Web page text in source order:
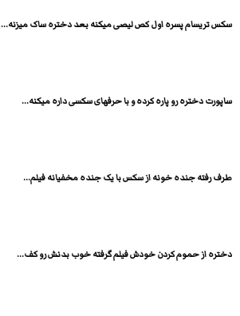
سکس تریسام پسره اول کص لیصی میکنه بعد دختره ساک میزنه...
ساپورت دختره رو پاره کرده و با حرفهای سکسی داره میکنه...
طرف رفته جنده خونه از سکس با یک جنده مخفیانه فیلم...
دختره از حموم کردن خودش فیلم گرفته خوب بدنش رو کف...